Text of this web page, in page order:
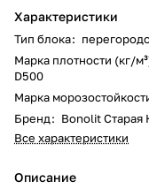
Характеристики
Тип блока:
Марка плотности (кг/
D500
Марка
Бренд: Bonolit Старая
Все характеристики
Описание